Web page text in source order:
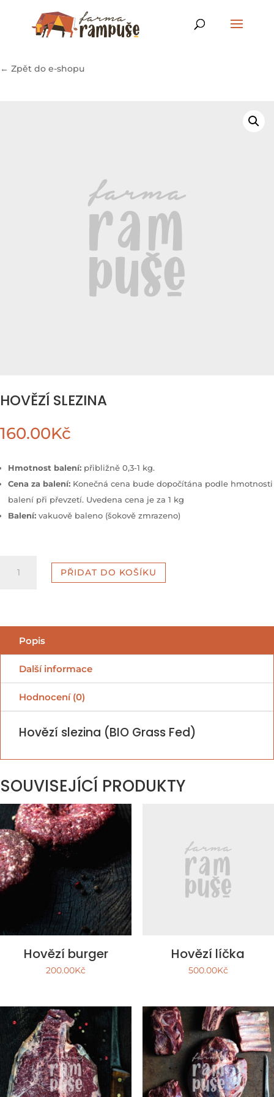
← Zpět do e-shopu
HOVĚZÍ SLEZINA
160.00Kč
Hmotnost balení: přibližně 0,3-1 kg.
Cena za balení: Konečná cena bude dopočítána podle hmotnosti
balení při převzetí. Uvedena cena je za 1 kg
Balení: vakuově baleno (šokově zmrazeno)
slezina
PŘIDAT DO KOŠÍKU
Popis
Další informace
Hodnocení (0)
Hovězí slezina (BIO Grass Fed)
SOUVISEJÍCÍ PRODUKTY
Hovězí burger
200.00Kč
Hovězí líčka
500.00Kč